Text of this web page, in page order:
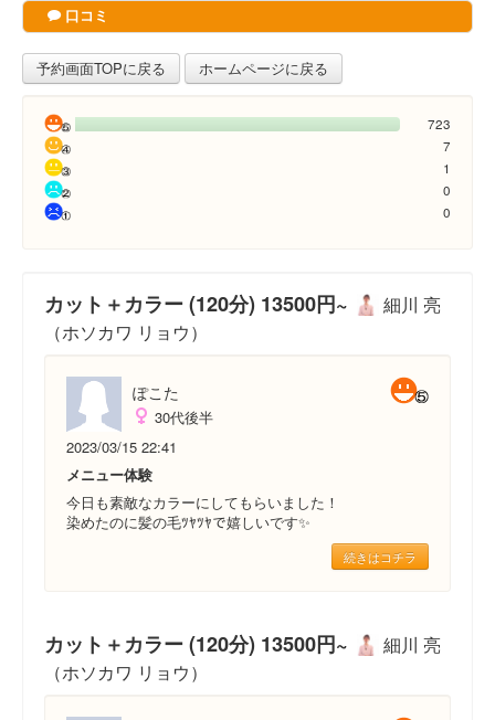
口コミ
予約画面TOPに戻る ホームページに戻る
723
7
1
0
0
カット＋カラー (120分) 13500円~
細川 亮
（ホソカワ リョウ）
ぽこた
30代後半
2023/03/15 22:41
メニュー体験
今日も素敵なカラーにしてもらいました！
染めたのに髪の毛ﾂﾔﾂﾔで嬉しいです✨️
続きはコチラ
カット＋カラー (120分) 13500円~
細川 亮
（ホソカワ リョウ）